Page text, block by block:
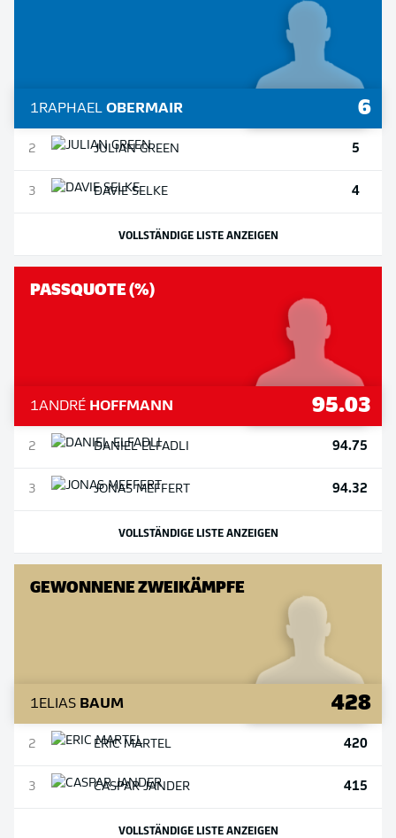
1RAPHAEL OBERMAIR 6
2 JULIANGREEN 5
3 DAVIESELKE 4
VOLLSTÄNDIGE LISTE ANZEIGEN
PASSQUOTE (%)
1ANDRÉ HOFFMANN 95.03
2 DANIELELFADLI 94.75
3 JONASMEFFERT 94.32
VOLLSTÄNDIGE LISTE ANZEIGEN
GEWONNENE ZWEIKÄMPFE
1ELIAS BAUM 428
2 ERICMARTEL 420
3 CASPARJANDER 415
VOLLSTÄNDIGE LISTE ANZEIGEN